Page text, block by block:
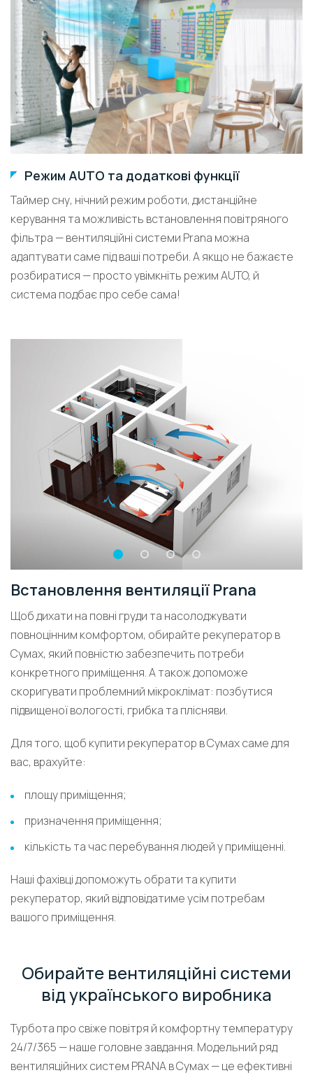
Режим AUTO та додаткові функції
Таймер сну, нічний режим роботи, дистанційне
керування та можливість встановлення повітряного
фільтра — вентиляційні системи Prana можна
адаптувати саме під ваші потреби. А якщо не бажаєте
розбиратися — просто увімкніть режим AUTO, й
система подбає про себе сама!
Встановлення вентиляції Prana
Щоб дихати на повні груди та насолоджувати
повноцінним комфортом, обирайте рекуператор в
Сумах, який повністю забезпечить потреби
конкретного приміщення. А також допоможе
скоригувати проблемний мікроклімат: позбутися
підвищеної вологості, грибка та плісняви.
Для того, щоб купити рекуператор в Сумах саме для
вас, врахуйте:
площу приміщення;
призначення приміщення;
кількість та час перебування людей у приміщенні.
Наші фахівці допоможуть обрати та купити
рекуператор, який відповідатиме усім потребам
вашого приміщення.
Обирайте вентиляційні системи
від українського виробника
Турбота про свіже повітря й комфортну температуру
24/7/365 — наше головне завдання. Модельний ряд
вентиляційних систем PRANA в Сумах — це ефективні